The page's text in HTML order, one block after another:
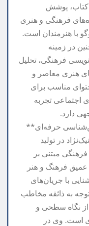
پوشش
فرهنگی و هنری
با هنرمندان است.
در زمینه
فرهنگی، تحلیل
هنری معاصر و
مناسب برای
اجتماعی تجربه
دارد.
حرفه‌ای**
در تولید
مبتنی بر
فرهنگ و هنر
با جریان‌های
به ذائقه مخاطب
از نگاه سطحی و
است. وی در